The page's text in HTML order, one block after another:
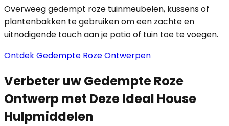
Overweeg gedempt roze tuinmeubelen, kussens of
plantenbakken te gebruiken om een zachte en
uitnodigende touch aan je patio of tuin toe te voegen.
Ontdek Gedempte Roze Ontwerpen
Verbeter uw Gedempte Roze
Ontwerp met Deze Ideal House
Hulpmiddelen